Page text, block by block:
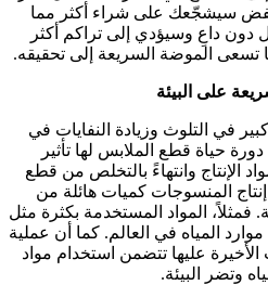
سيشجّعك على شراء أكثر مما
دون داعِ وسيؤدي إلى تراكم أكثر
تسعى الموضة السريعة إلى تحقيقه.
على البيئة
في التلوث وزيادة النفايات في
حياة قطع الملابس لها تأثير
الإنتاج وانتهاءً بالتخلص من قطع
إنتاج المنسوجات كميات هائلة من
فمثلاً، المواد المستخدمة بكثرة مثل
المياه في العالم. كما أن عملية
عليها تتضمن استخدام مواد
وتضر البيئة.